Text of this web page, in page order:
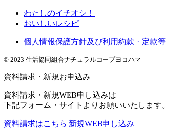
わたしのイチオシ！
おいしいレシピ
個人情報保護方針及び利用約款・定款等
© 2023 生活協同組合ナチュラルコープヨコハマ
資料請求・新規お申込み
資料請求・新規WEB申し込みは
下記フォーム・サイトよりお願いいたします。
資料請求はこちら 新規WEB申し込み